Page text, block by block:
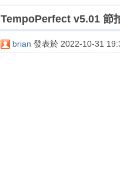
› ›
TempoPerfect v5.01 節
brian 發表於 2022-10-31